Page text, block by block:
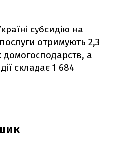
субсидію на
отримують 2,3
домогосподарств, а
складає 1 684